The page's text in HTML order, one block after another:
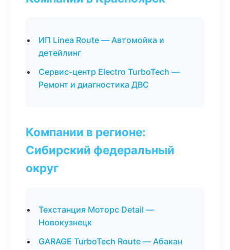
ИП Linea Route — Автомойка и
детейлинг
Сервис-центр Electro TurboTech —
Ремонт и диагностика ДВС
Компании в регионе:
Сибирский федеральный
округ
Техстанция Моторс Detail —
Новокузнецк
GARAGE TurboTech Route — Абакан